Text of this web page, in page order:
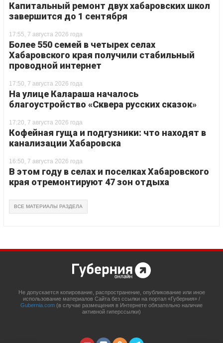
Капитальный ремонт двух хабаровских школ
завершится до 1 сентября
17:55, 7 августа 2026 года
Более 550 семей в четырех селах
Хабаровского края получили стабильный
проводной интернет
17:50, 7 августа 2026 года
На улице Калараша началось
благоустройство «Сквера русских сказок»
17:20, 7 августа 2026 года
Кофейная гуща и подгузники: что находят в
канализации Хабаровска
16:50, 7 августа 2026 года
В этом году в селах и поселках Хабаровского
края отремонтируют 47 зон отдыха
ВСЕ МАТЕРИАЛЫ РАЗДЕЛА
Не допускается копирование, распространение, опубликование или иное
использование материалов Сайта без ссылки на портал «Губерния» /
Gubernia.com (в случае размещения в Интернете обязательно наличие
активной гиперссылки)